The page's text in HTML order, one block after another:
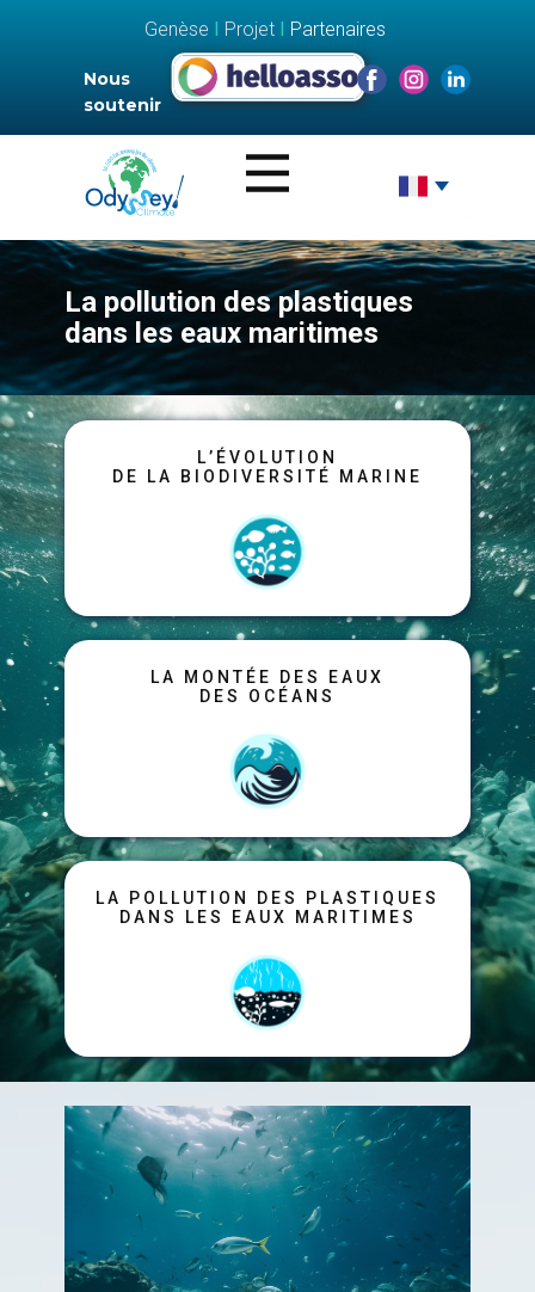
Genèse I ProjetI Partenaires
Nous
soutenir
La pollution des plastiques
dans les eaux maritimes
L’ÉVOLUTION
DE LA BIODIVERSITÉ MARINE
LA MONTÉE DES EAUX
DES OCÉANS
LA POLLUTION DES PLASTIQUES
DANS LES EAUX MARITIMES